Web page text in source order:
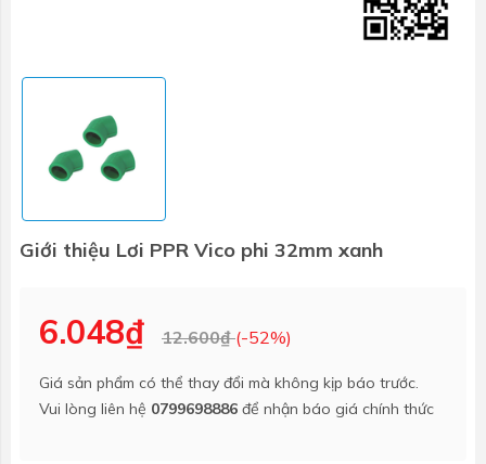
Giới thiệu Lơi PPR Vico phi 32mm xanh
6.048₫ 12.600₫(-52%)
Giá sản phẩm có thể thay đổi mà không kịp báo trước.
Vui lòng liên hệ 0799698886 để nhận báo giá chính thức